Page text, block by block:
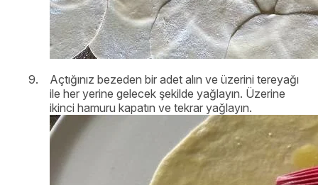
Açtığınız bezeden bir adet alın ve üzerini tereyağı
ile her yerine gelecek şekilde yağlayın. Üzerine
ikinci hamuru kapatın ve tekrar yağlayın.